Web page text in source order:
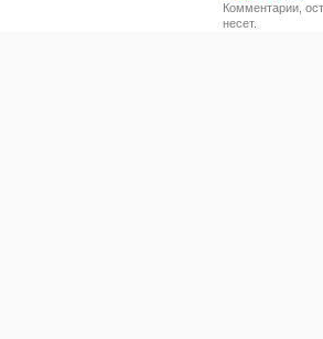
Комментарии,
несет.